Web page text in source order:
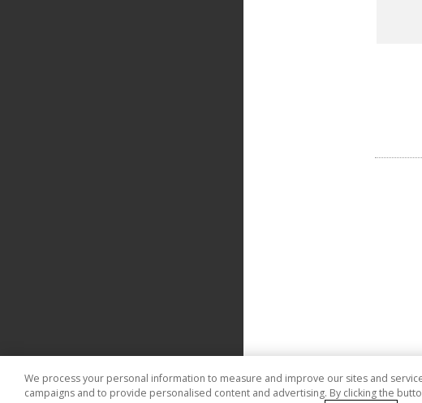
We process your personal information to measure and improve our sites and
campaigns and to provide personalised content and advertising. By clicking the